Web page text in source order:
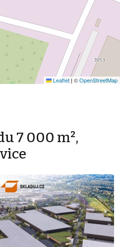
Leaflet | ©OpenStreetMap
7 000 m²,